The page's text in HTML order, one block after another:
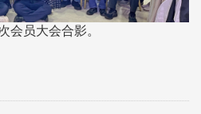
员大会合影。